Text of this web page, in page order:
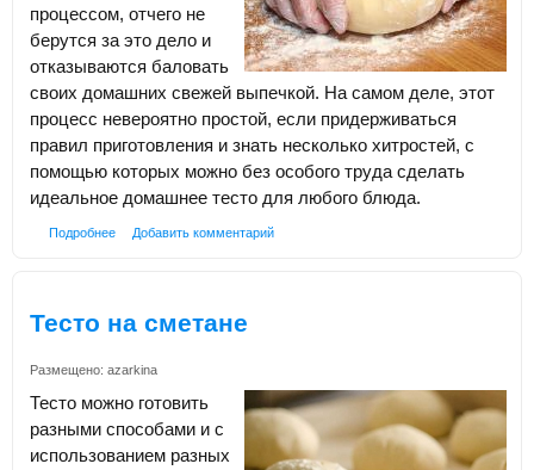
процессом, отчего не
берутся за это дело и
отказываются баловать
своих домашних свежей выпечкой. На самом деле, этот
процесс невероятно простой, если придерживаться
правил приготовления и знать несколько хитростей, с
помощью которых можно без особого труда сделать
идеальное домашнее тесто для любого блюда.
Подробнее Добавить комментарий
Тесто на сметане
Размещено: azarkina
Тесто можно готовить
разными способами и с
использованием разных